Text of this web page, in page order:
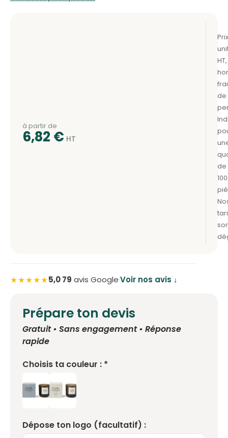
à partir de
6,82 €
★★★★★5,0·79 avis Google·Voir nos avis ↓
Prépare ton devis
Gratuit • Sans engagement • Réponse
rapide
Choisis ta couleur : *
Dépose ton logo (facultatif) :